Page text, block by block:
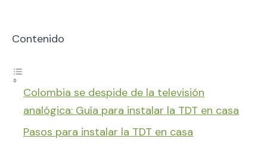
Contenido
Colombia se despide de la televisión
analógica: Guía para instalar la TDT en casa
Pasos para instalar la TDT en casa